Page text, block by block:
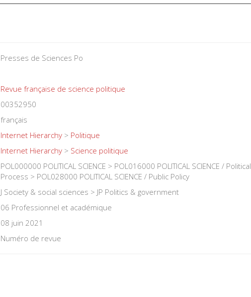
Presses de Sciences Po
Revue française de science politique
00352950
français
Internet Hierarchy > Politique
Internet Hierarchy > Science politique
POL000000 POLITICAL SCIENCE > POL016000 POLITICAL SCIENCE / Political
Process > POL028000 POLITICAL SCIENCE / Public Policy
J Society & social sciences > JP Politics & government
06 Professionnel et académique
08 juin 2021
Numéro de revue